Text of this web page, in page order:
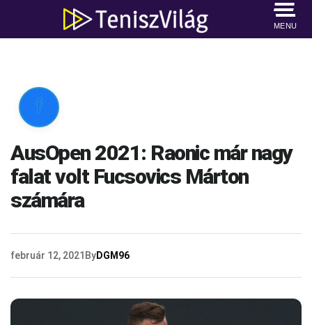
MENU

AusOpen 2021: Raonic már nagy
falat volt Fucsovics Márton
számára
február 12, 2021 ByDGM96